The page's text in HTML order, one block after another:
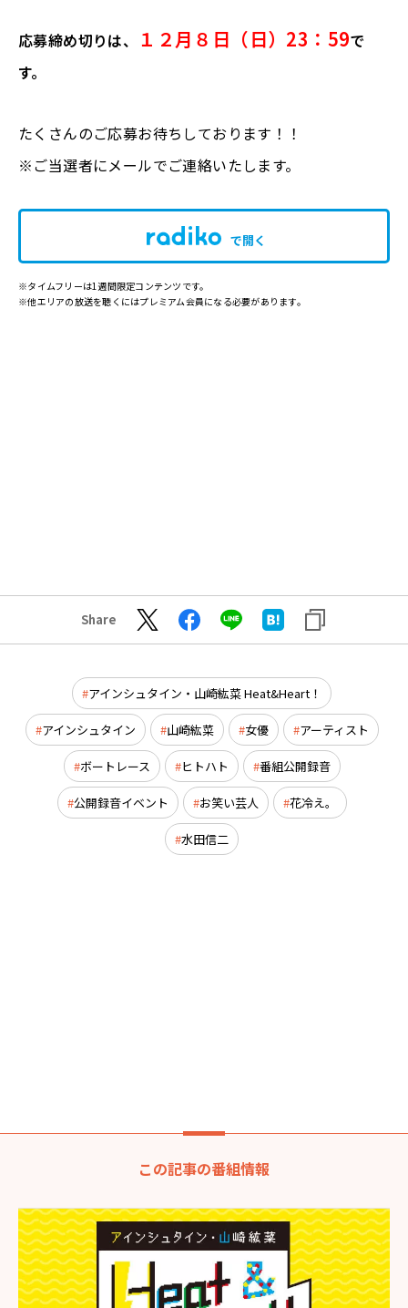
応募締め切りは、 １２月８日（日）23：59で
す。
たくさんのご応募お待ちしております！！
※ご当選者にメールでご連絡いたします。
で開く
※タイムフリーは1週間限定コンテンツです。
※他エリアの放送を聴くにはプレミアム会員になる必要があります。
Share
アインシュタイン・山崎紘菜 Heat&Heart！
アインシュタイン 山崎紘菜 女優 アーティスト
ボートレース ヒトハト 番組公開録音
公開録音イベント お笑い芸人 花冷え。
水田信二
この記事の番組情報